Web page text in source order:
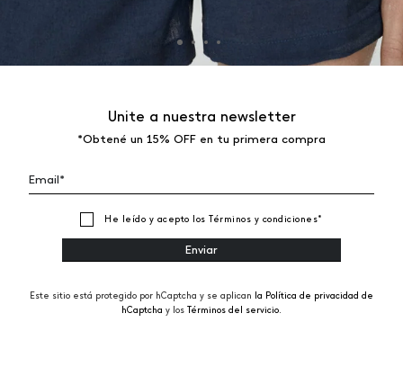
Unite a nuestra newsletter
*Obtené un 15% OFF en tu primera compra
He leído y acepto los Términos y condiciones*
Este sitio está protegido por hCaptcha y se aplican la Política de privacidad de
hCaptcha y los Términos del servicio.